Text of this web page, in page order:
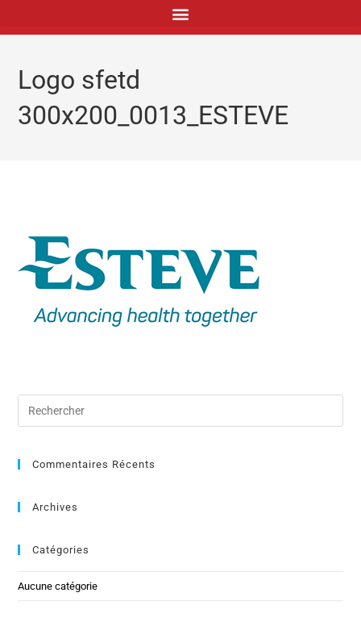
Logo sfetd
300x200_0013_ESTEVE
Commentaires Récents
Archives
Catégories
Aucune catégorie